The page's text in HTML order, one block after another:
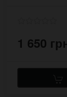
1 650